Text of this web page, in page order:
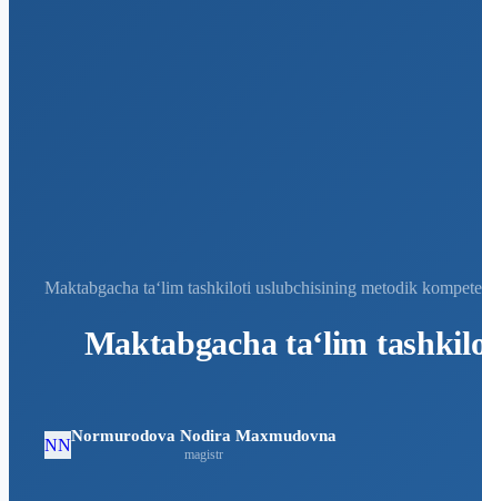
Maktabgacha taʻlim tashkiloti uslubchisining metodik
Maktabgacha taʻlim
NNNormurodova Nodira Maxmudovna
magistr